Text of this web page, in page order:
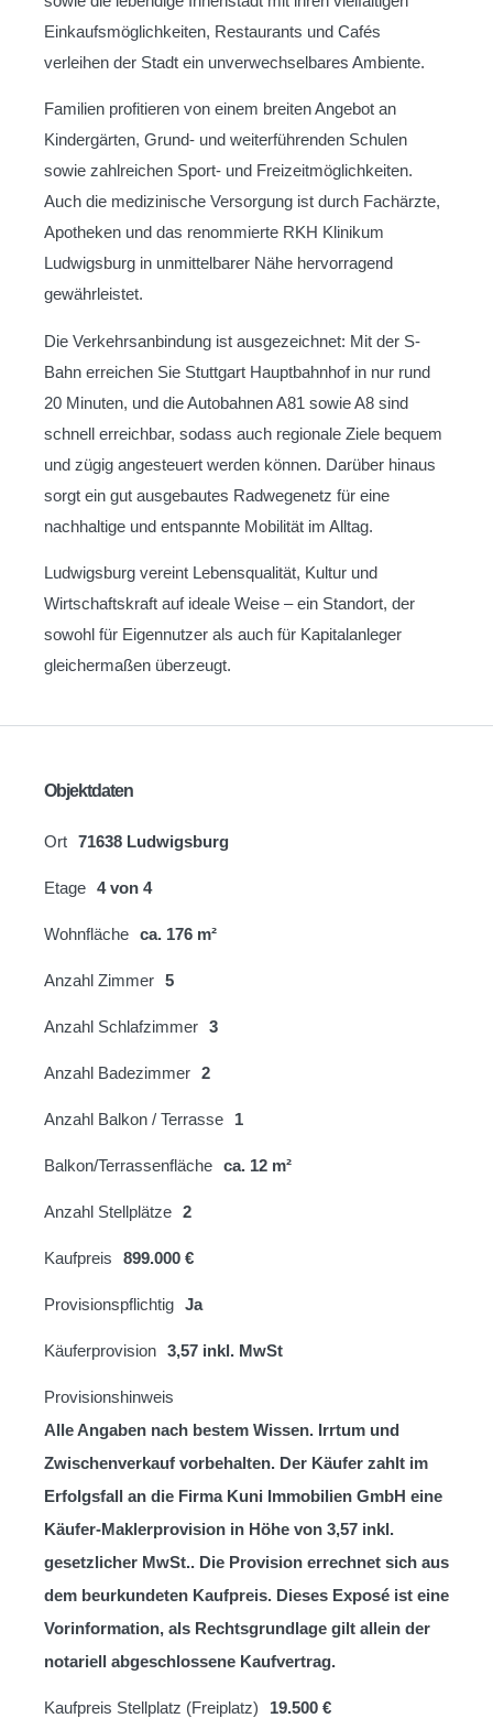
Einkaufsmöglichkeiten, Restaurants und Cafés
verleihen der Stadt ein unverwechselbares Ambiente.
Familien profitieren von einem breiten Angebot an
Kindergärten, Grund- und weiterführenden Schulen
sowie zahlreichen Sport- und Freizeitmöglichkeiten.
Auch die medizinische Versorgung ist durch Fachärzte,
Apotheken und das renommierte RKH Klinikum
Ludwigsburg in unmittelbarer Nähe hervorragend
gewährleistet.
Die Verkehrsanbindung ist ausgezeichnet: Mit der S-
Bahn erreichen Sie Stuttgart Hauptbahnhof in nur rund
20 Minuten, und die Autobahnen A81 sowie A8 sind
schnell erreichbar, sodass auch regionale Ziele bequem
und zügig angesteuert werden können. Darüber hinaus
sorgt ein gut ausgebautes Radwegenetz für eine
nachhaltige und entspannte Mobilität im Alltag.
Ludwigsburg vereint Lebensqualität, Kultur und
Wirtschaftskraft auf ideale Weise – ein Standort, der
sowohl für Eigennutzer als auch für Kapitalanleger
gleichermaßen überzeugt.
Objektdaten
Ort 71638 Ludwigsburg
Etage 4 von 4
Wohnfläche ca. 176 m²
Anzahl Zimmer 5
Anzahl Schlafzimmer 3
Anzahl Badezimmer 2
Anzahl Balkon / Terrasse 1
Balkon/Terrassenfläche ca. 12 m²
Anzahl Stellplätze 2
Kaufpreis 899.000 €
Provisionspflichtig Ja
Käuferprovision 3,57 inkl. MwSt
Provisionshinweis
Alle Angaben nach bestem Wissen. Irrtum und
Zwischenverkauf vorbehalten. Der Käufer zahlt im
Erfolgsfall an die Firma Kuni Immobilien GmbH eine
Käufer-Maklerprovision in Höhe von 3,57 inkl.
gesetzlicher MwSt.. Die Provision errechnet sich aus
dem beurkundeten Kaufpreis. Dieses Exposé ist eine
Vorinformation, als Rechtsgrundlage gilt allein der
notariell abgeschlossene Kaufvertrag.
Kaufpreis Stellplatz (Freiplatz) 19.500 €